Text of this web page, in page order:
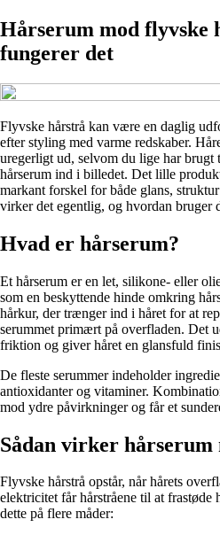
Hårserum mod flyvske
fungerer det
Flyvske hårstrå kan være en daglig
efter styling med varme redskaber.
uregerligt ud, selvom du lige har
hårserum ind i billedet. Det lille
markant forskel for både glans,
virker det egentlig, og hvordan bruger
Hvad er hårserum?
Et hårserum er en let, silikone- eller
som en beskyttende hinde omkring
hårkur, der trænger ind i håret for at
serummet primært på overfladen. Det
friktion og giver håret en glansfuld
De fleste serummer indeholder
antioxidanter og vitaminer.
mod ydre påvirkninger og får et
Sådan virker hårserum
Flyvske hårstrå opstår, når hårets
elektricitet får hårstråene til at
dette på flere måder: